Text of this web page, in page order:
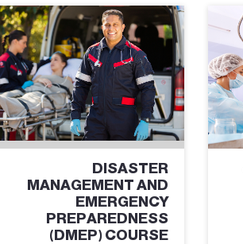
DISASTER
MANAGEMENT AND
EMERGENCY
PREPAREDNESS
(DMEP) COURSE